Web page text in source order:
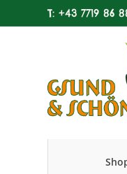
T: +43 7719 86